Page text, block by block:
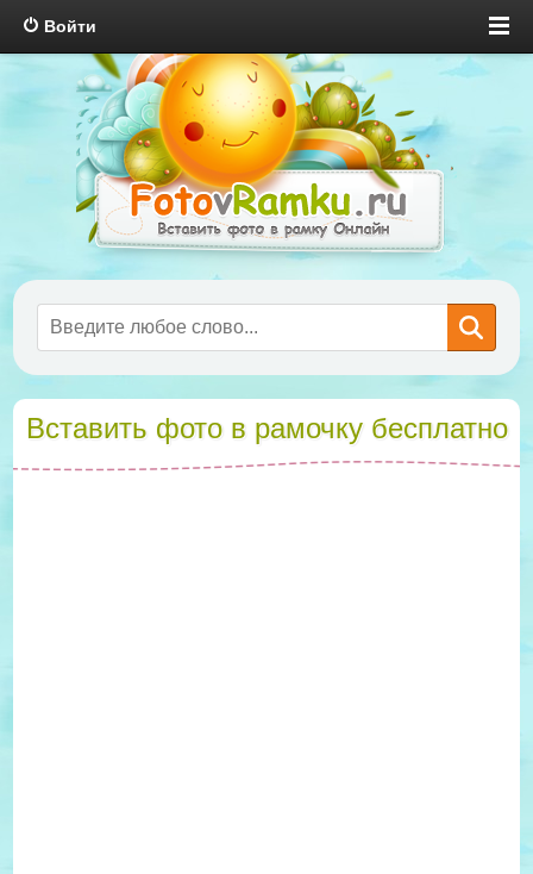
Войти
Вставить фото в рамочку бесплатно